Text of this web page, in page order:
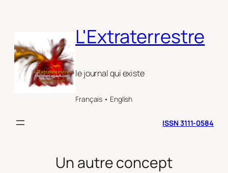
L'Extraterrestre
le journal qui existe
Français • English
ISSN 3111-0584
Un autre concept